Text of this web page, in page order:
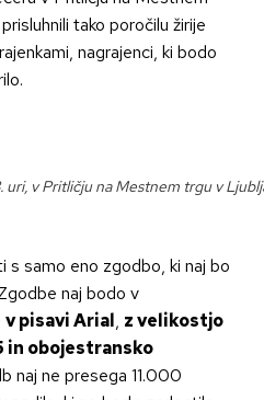
tako poročilu žirije
nagrajenci, ki bodo
v Pritličju na Mestnem trgu v
samo eno zgodbo, ki naj bo
naj bodo v
v pisavi Arial, z velikostjo
in obojestransko
naj ne presega 11.000